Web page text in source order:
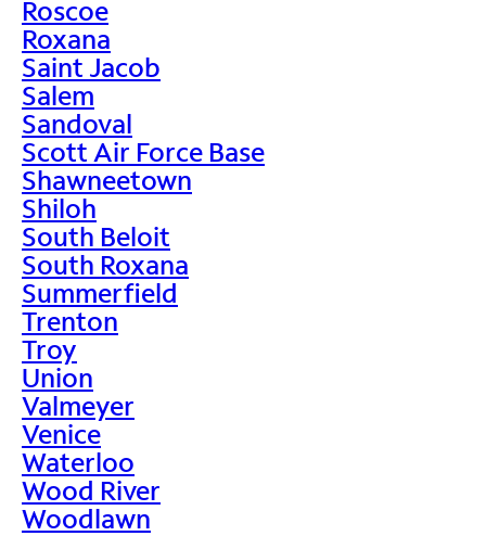
Roscoe
Roxana
Saint Jacob
Salem
Sandoval
Scott Air Force Base
Shawneetown
Shiloh
South Beloit
South Roxana
Summerfield
Trenton
Troy
Union
Valmeyer
Venice
Waterloo
Wood River
Woodlawn